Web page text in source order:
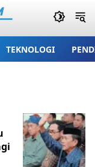
TEKNOLOGI